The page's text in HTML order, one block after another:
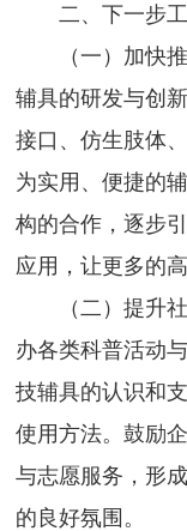
二、下一步
（一）加快
辅具的研发与创
接口、仿生肢体
为实用、便捷的
构的合作，逐步
应用，让更多的
（二）提升
办各类科普活动
技辅具的认识和
使用方法。鼓励
与志愿服务，形
的良好氛围。